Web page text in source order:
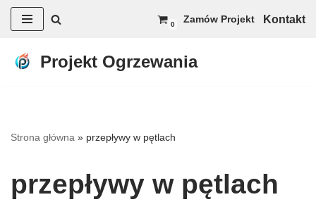
do
0 Zamów Projekt Kontakt
Projekt Ogrzewania
Strona główna » przepływy w pętlach
przepływy w pętlach